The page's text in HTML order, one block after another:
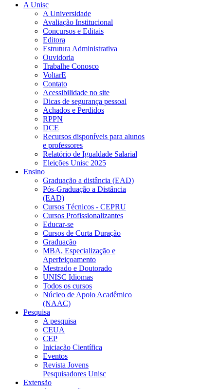
A Unisc
A Universidade
Avaliação Institucional
Concursos e Editais
Editora
Estrutura Administrativa
Ouvidoria
Trabalhe Conosco
VoltarE
Contato
Acessibilidade no site
Dicas de segurança pessoal
Achados e Perdidos
RPPN
DCE
Recursos disponíveis para alunos
e professores
Relatório de Igualdade Salarial
Eleições Unisc 2025
Ensino
Graduação a distância (EAD)
Pós-Graduação a Distância
(EAD)
Cursos Técnicos - CEPRU
Cursos Profissionalizantes
Educar-se
Cursos de Curta Duração
Graduação
MBA, Especialização e
Aperfeiçoamento
Mestrado e Doutorado
UNISC Idiomas
Todos os cursos
Núcleo de Apoio Acadêmico
(NAAC)
Pesquisa
A pesquisa
CEUA
CEP
Iniciação Científica
Eventos
Revista Jovens
Pesquisadores Unisc
Extensão